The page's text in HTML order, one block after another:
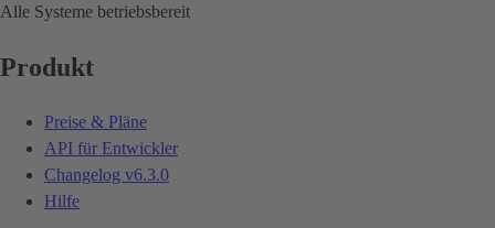
Alle Systeme betriebsbereit
Produkt
Preise & Pläne
API für Entwickler
Changelog v6.3.0
Hilfe